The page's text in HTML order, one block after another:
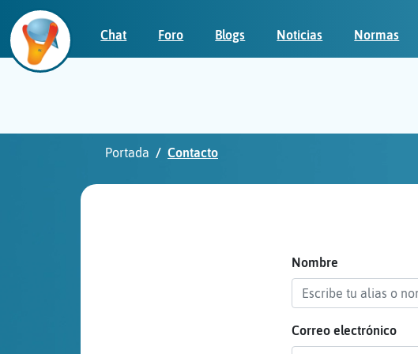
Chat Foro Blogs Noticias Normas
Portada Contacto
Nombre
Correo electrónico
Iniciar